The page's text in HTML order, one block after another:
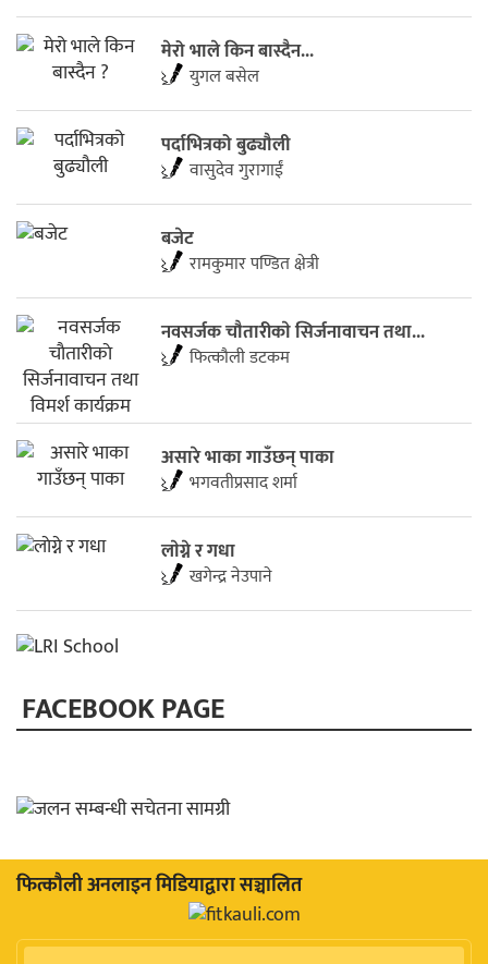
मेरो भाले किन बास्दैन...
युगल बसेल
पर्दाभित्रको बुढ्यौली
वासुदेव गुरागाईं
बजेट
रामकुमार पण्डित क्षेत्री
नवसर्जक चाैतारीकाे सिर्जनावाचन तथा...
फित्काैली डटकम
असारे भाका गाउँछन् पाका
भगवतीप्रसाद शर्मा
लाेग्ने र गधा
खगेन्द्र नेउपाने
FACEBOOK PAGE
फित्काैली अनलाइन मिडियाद्वारा सञ्चालित